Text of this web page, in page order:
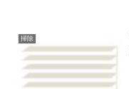
掃除